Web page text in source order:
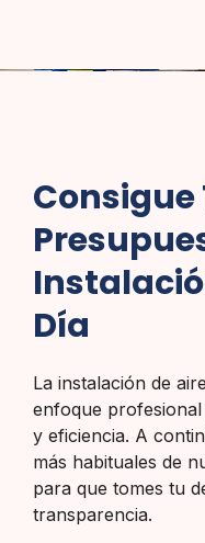
Consigue
Día
La instalación de
enfoque
y eficiencia. A
más habituales de
para que tomes tu
transparencia.